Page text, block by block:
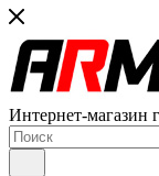
Интернет-магазин